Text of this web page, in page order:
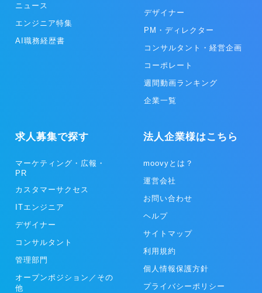
ニュース
エンジニア特集
AI職務経歴書
デザイナー
PM・ディレクター
コンサルタント・経営企画
コーポレート
週間動画ランキング
企業一覧
求人募集で探す
マーケティング・広報・
PR
カスタマーサクセス
ITエンジニア
デザイナー
コンサルタント
管理部門
オープンポジション／その
他
法人企業様はこちら
moovyとは？
運営会社
お問い合わせ
ヘルプ
サイトマップ
利用規約
個人情報保護方針
プライバシーポリシー